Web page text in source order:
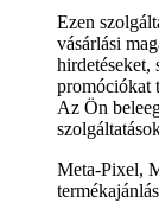
Ezen
vásárlási
hirdetéseket,
promóciókat
Az Ön
Meta-Pixel,